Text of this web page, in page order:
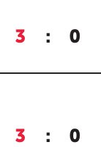
3 : 0
3 : 0